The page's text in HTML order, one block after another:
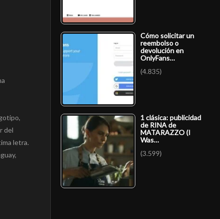
del
letra.
Cómo solicitar un
reembolso o
devolución en
OnlyFans…
(4.835)
1 clásica: publicidad
de RINA de
MATARAZZO (I
Was…
(3.599)